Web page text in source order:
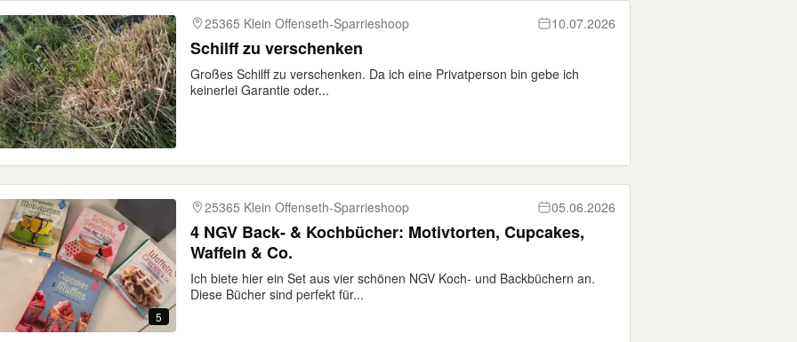
25365 Klein Offenseth-Sparrieshoop 10.07.2026
Schilff zu verschenken
Großes Schilff zu verschenken. Da ich eine Privatperson bin gebe ich
keinerlei Garantie oder...
5
25365 Klein Offenseth-Sparrieshoop 05.06.2026
4 NGV Back- & Kochbücher: Motivtorten, Cupcakes,
Waffeln & Co.
Ich biete hier ein Set aus vier schönen NGV Koch- und Backbüchern an.
Diese Bücher sind perfekt für...